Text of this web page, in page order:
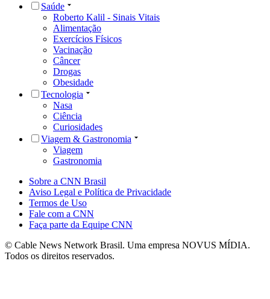
Saúde
Roberto Kalil - Sinais Vitais
Alimentação
Exercícios Físicos
Vacinação
Câncer
Drogas
Obesidade
Tecnologia
Nasa
Ciência
Curiosidades
Viagem & Gastronomia
Viagem
Gastronomia
Sobre a CNN Brasil
Aviso Legal e Política de Privacidade
Termos de Uso
Fale com a CNN
Faça parte da Equipe CNN
© Cable News Network Brasil. Uma empresa NOVUS MÍDIA.
Todos os direitos reservados.